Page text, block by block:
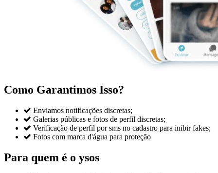
Como Garantimos Isso?
 Enviamos notificações discretas;
 Galerias públicas e fotos de perfil discretas;
 Verificação de perfil por sms no cadastro para inibir fakes;
 Fotos com marca d'água para proteção
Para quem é o ysos